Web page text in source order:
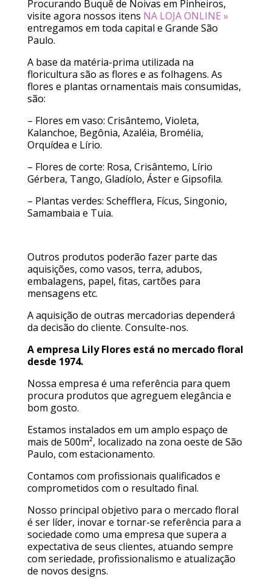
Procurando Buquê de Noivas em Pinheiros,
visite agora nossos itens NA LOJA ONLINE »
entregamos em toda capital e Grande São
Paulo.
A base da matéria-prima utilizada na
floricultura são as flores e as folhagens. As
flores e plantas ornamentais mais consumidas,
são:
– Flores em vaso: Crisântemo, Violeta,
Kalanchoe, Begônia, Azaléia, Bromélia,
Orquídea e Lírio.
– Flores de corte: Rosa, Crisântemo, Lírio
Gérbera, Tango, Gladíolo, Áster e Gipsofila.
– Plantas verdes: Schefflera, Fícus, Singonio,
Samambaia e Tuia.
Outros produtos poderão fazer parte das
aquisições, como vasos, terra, adubos,
embalagens, papel, fitas, cartões para
mensagens etc.
A aquisição de outras mercadorias dependerá
da decisão do cliente. Consulte-nos.
A empresa Lily Flores está no mercado floral
desde 1974.
Nossa empresa é uma referência para quem
procura produtos que agreguem elegância e
bom gosto.
Estamos instalados em um amplo espaço de
mais de 500m², localizado na zona oeste de São
Paulo, com estacionamento.
Contamos com profissionais qualificados e
comprometidos com o resultado final.
Nosso principal objetivo para o mercado floral
é ser líder, inovar e tornar-se referência para a
sociedade como uma empresa que supera a
expectativa de seus clientes, atuando sempre
com seriedade, profissionalismo e atualização
de novos designs.